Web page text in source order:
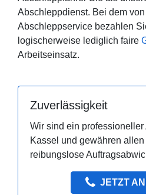
Abschleppdienst. Bei dem
Abschleppservice bezahlen
logischerweise lediglich faire
Arbeitseinsatz.
Zuverlässigkeit
Wir sind ein
Kassel und gewähren
reibungslose
JETZT